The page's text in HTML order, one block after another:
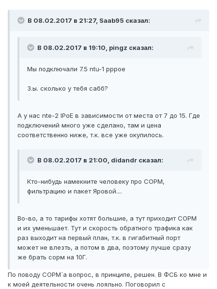
В 08.02.2017 в 21:27, Saab95 сказал:
В 08.02.2017 в 19:10, pingz сказал:
Мы подключали 7.5 ntu-1 pppoe
З.ы. сколько у тебя сабб?
А у нас nte-2 IPoE в зависимости от места от 7 до 15. Где
подключений много уже сделано, там и цена
соответственно ниже, т.к. все уже окупилось.
В 08.02.2017 в 21:00, didandr сказал:
Кто-нибудь намекните человеку про СОРМ,
фильтрацию и пакет Яровой....
Во-во, а то тарифы хотят большие, а тут приходит СОРМ
и их уменьшает. Тут и скорость обратного трафика как
раз выходит на первый план, т.к. в гигабитный порт
может не влезть, а потом в два, поэтому лучше сразу
же брать сорм на 10Г.
По поводу СОРМ`а вопрос, в принципе, решен. В ФСБ ко мне и
к моей деятельности очень лояльно. Поговорил с